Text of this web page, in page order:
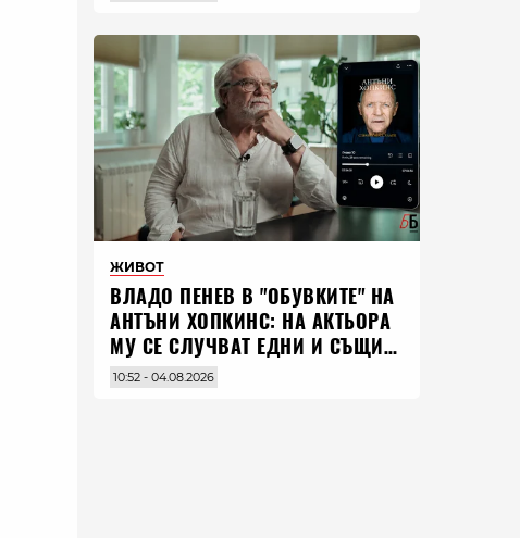
ЖИВОТ
ВЛАДO ПЕНЕВ В "ОБУВКИТЕ" НА
АНТЪНИ ХОПКИНС: НА АКТЬОРА
МУ СЕ СЛУЧВАТ ЕДНИ И СЪЩИ
НЕЩА ПО ЦЕЛИЯ СВЯТ
10:52 - 04.08.2026